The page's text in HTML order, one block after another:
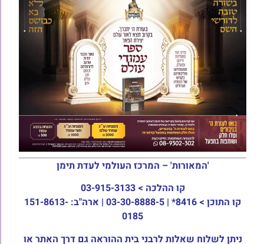
'המאורות' – המרכז העולמי לעדת תימן
קו ההלכה > 03-915-3133
קו התוכן >
8416* | 03-30-8888-5 | ארה"ב: 151-8613-
0185
ניתן לשלוח שאלות לרבני בית ההוראה גם דרך האתר או